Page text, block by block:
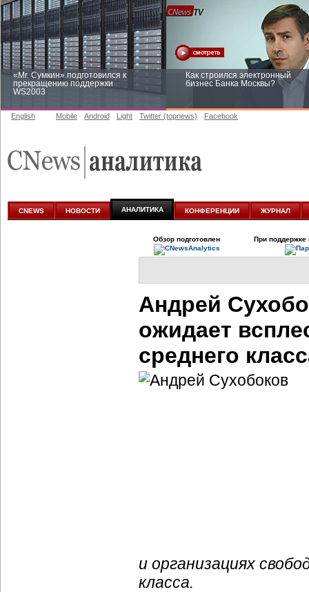
«Mr. Сумкин» подготовился к
прекращению поддержки
WS2003
Как строился электронный
бизнес Банка Москвы?
аналитике
English Mobile Android Light Twitter (topnews) Facebook
CNEWS НОВОСТИ АНАЛИТИКА КОНФЕРЕНЦИИ ЖУРНАЛ
Обзор подготовлен При поддержке
Андрей
ожидает
среднего
и организациях
класса.